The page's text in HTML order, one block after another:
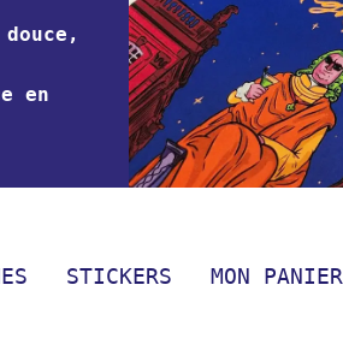
en
STICKERS MON PANIER